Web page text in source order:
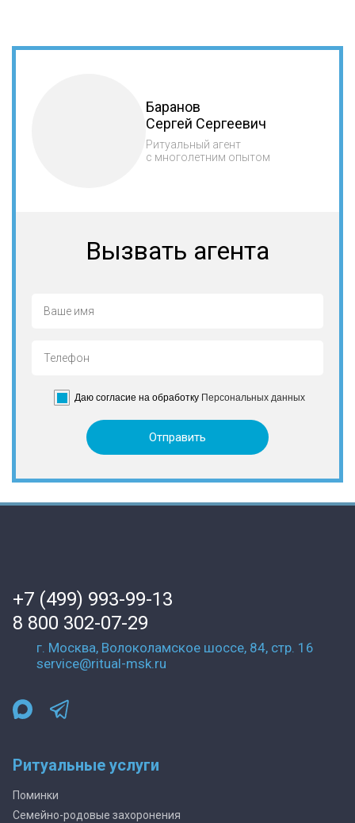
Баранов
Сергей Сергеевич
Ритуальный агент
с многолетним опытом
Вызвать агента
Даю согласие на обработку Персональных данных
+7 (499) 993-99-13
8 800 302-07-29
г. Москва, Волоколамское шоссе, 84, стр. 16
service@ritual-msk.ru
Ритуальные услуги
Поминки
Семейно-родовые захоронения